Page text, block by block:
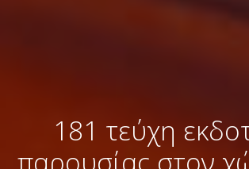
181 τεύχη